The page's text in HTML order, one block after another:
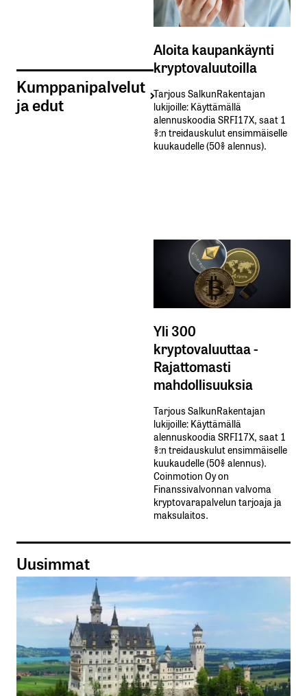
Kumppanipalvelut
ja edut
Aloita kaupankäynti
kryptovaluutoilla
Tarjous SalkunRakentajan
lukijoille: Käyttämällä​ ​
alennuskoodia​ ​SRFI17X,​ ​saat​ ​1
%:n treidauskulut​ ​ensimmäiselle​ ​
kuukaudelle​ ​(50%​ ​alennus).
Yli 300
kryptovaluuttaa -
Rajattomasti
mahdollisuuksia
Tarjous SalkunRakentajan
lukijoille: Käyttämällä​ ​
alennuskoodia​ ​SRFI17X,​ ​saat​ ​1
%:n treidauskulut​ ​ensimmäiselle​ ​
kuukaudelle​ ​(50%​ ​alennus).
Coinmotion Oy on
Finanssivalvonnan valvoma
kryptovarapalvelun tarjoaja ja
maksulaitos.
Uusimmat